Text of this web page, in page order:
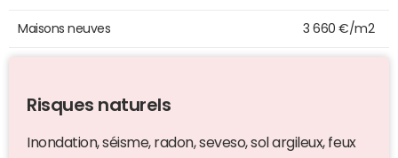
Maisons neuves 3 660 €/m2
Risques naturels
Inondation, séisme, radon, seveso, sol argileux, feux